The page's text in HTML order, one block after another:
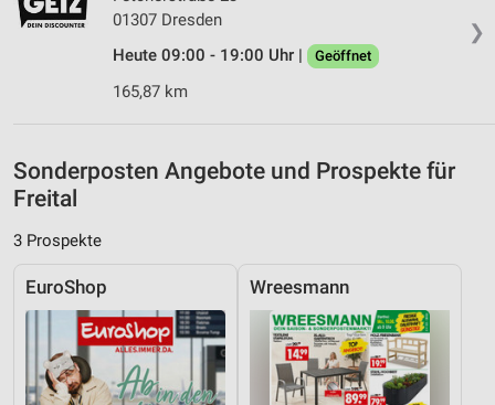
❯
01307 Dresden
Heute 09:00 - 19:00 Uhr |
Geöffnet
165,87 km
Sonderposten Angebote und Prospekte für
Freital
3 Prospekte
EuroShop Wreesmann
Entwicklung und Verbesserung der Angebote
Verwendung reduzierter Daten zur Auswahl von
Geräte anhand von aktiv angeforderten
Nicht-IAB-Verarbeitungszwecke:
Notwendig
Performance
Funktional